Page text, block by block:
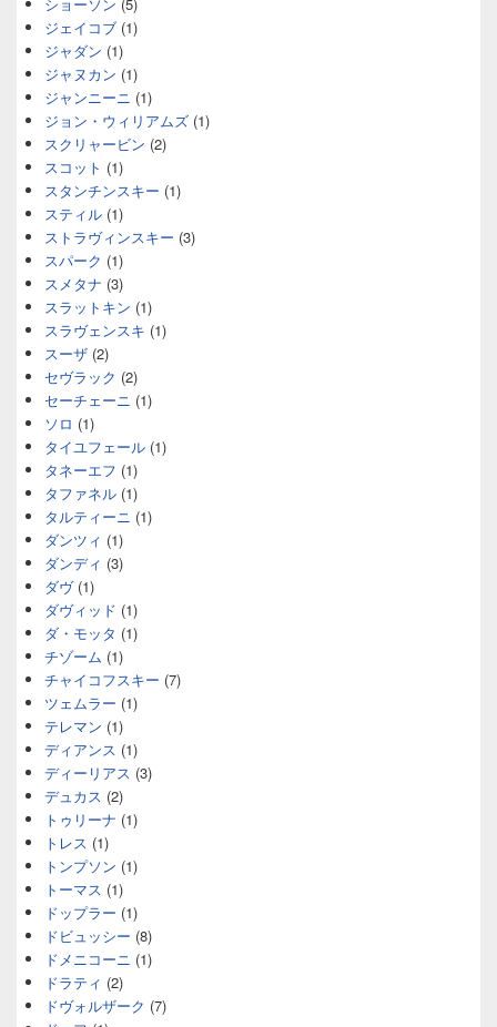
ショーソン (5)
ジェイコブ (1)
ジャダン (1)
ジャヌカン (1)
ジャンニーニ (1)
ジョン・ウィリアムズ (1)
スクリャービン (2)
スコット (1)
スタンチンスキー (1)
スティル (1)
ストラヴィンスキー (3)
スパーク (1)
スメタナ (3)
スラットキン (1)
スラヴェンスキ (1)
スーザ (2)
セヴラック (2)
セーチェーニ (1)
ソロ (1)
タイユフェール (1)
タネーエフ (1)
タファネル (1)
タルティーニ (1)
ダンツィ (1)
ダンディ (3)
ダヴ(1)
ダヴィッド (1)
ダ・モッタ (1)
チゾーム (1)
チャイコフスキー (7)
ツェムラー (1)
テレマン (1)
ディアンス (1)
ディーリアス (3)
デュカス (2)
トゥリーナ (1)
トレス (1)
トンプソン (1)
トーマス (1)
ドップラー (1)
ドビュッシー (8)
ドメニコーニ (1)
ドラティ (2)
ドヴォルザーク (7)